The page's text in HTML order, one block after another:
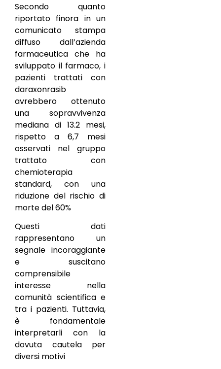
Secondo quanto
riportato finora in un
comunicato stampa
diffuso dall’azienda
farmaceutica che ha
sviluppato il farmaco, i
pazienti trattati con
daraxonrasib
avrebbero ottenuto
una sopravvivenza
mediana di 13.2 mesi,
rispetto a 6,7 mesi
osservati nel gruppo
trattato con
chemioterapia
standard, con una
riduzione del rischio di
morte del 60%
Questi dati
rappresentano un
segnale incoraggiante
e suscitano
comprensibile
interesse nella
comunità scientifica e
tra i pazienti. Tuttavia,
è fondamentale
interpretarli con la
dovuta cautela per
diversi motivi